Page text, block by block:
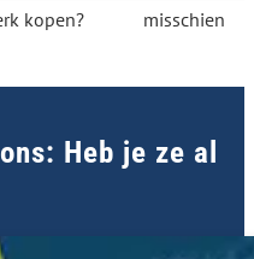
kopen?
misschien
Heb je ze al